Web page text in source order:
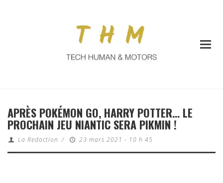
APRÈS POKÉMON GO, HARRY POTTER… LE
PROCHAIN JEU NIANTIC SERA PIKMIN !
La Redaction / 23 mars 2021 - 10 h 45